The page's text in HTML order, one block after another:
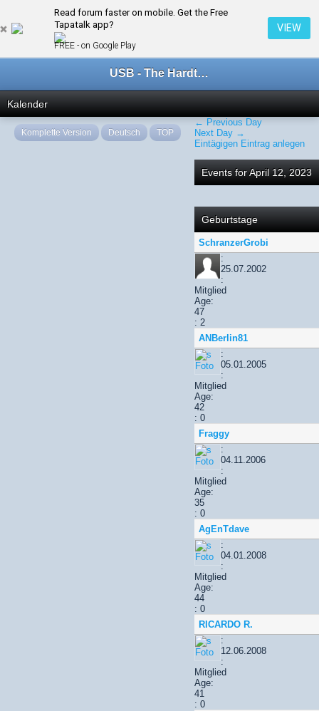
Read forum faster on mobile. Get the Free
Tapatalk app?
FREE - on Google Play
VIEW
USB - The Hardtechno Family
Kalender
← Previous Day
Next Day →
Eintägigen Eintrag anlegen
Events for April 12, 2023
Geburtstage
SchranzerGrobi
:
25.07.2002
:
Mitglied
Age:
47
: 2
ANBerlin81
:
05.01.2005
:
Mitglied
Age:
42
: 0
Fraggy
:
04.11.2006
:
Mitglied
Age:
35
: 0
AgEnTdave
:
04.01.2008
:
Mitglied
Age:
44
: 0
RICARDO R.
:
12.06.2008
:
Mitglied
Age:
41
: 0
Komplette Version Deutsch TOP